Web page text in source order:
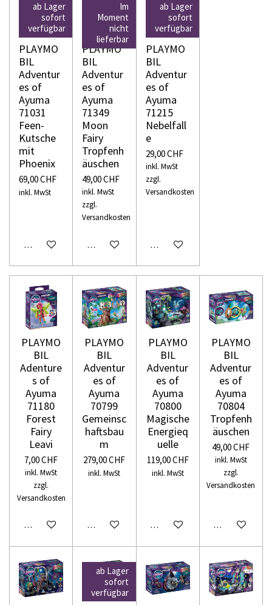
ab Lager
sofort
verfügbar
PLAYMO
BIL
Adventur
es of
Ayuma
71031
Feen-
Kutsche
mit
Phoenix
69,00 CHF
inkl. MwSt
In den Warenkorb
Im
Moment
nicht
lieferbar
PLAYMO
BIL
Adventur
es of
Ayuma
71349
Moon
Fairy
Tropfenh
äuschen
49,00 CHF
inkl. MwSt
zzgl.
Versandkosten
In den Warenkorb
ab Lager
sofort
verfügbar
PLAYMO
BIL
Adventur
es of
Ayuma
71215
Nebelfall
e
29,00 CHF
inkl. MwSt
zzgl.
Versandkosten
In den Warenkorb
PLAYMO
BIL
Adenture
s of
Ayuma
71180
Forest
Fairy
Leavi
7,00 CHF
inkl. MwSt
zzgl.
Versandkosten
In den Warenkorb
PLAYMO
BIL
Adventur
es of
Ayuma
70799
Gemeinsc
haftsbau
m
279,00 CHF
inkl. MwSt
In den Warenkorb
PLAYMO
BIL
Adventur
es of
Ayuma
70800
Magische
Energieq
uelle
119,00 CHF
inkl. MwSt
In den Warenkorb
PLAYMO
BIL
Adventur
es of
Ayuma
70804
Tropfenh
äuschen
49,00 CHF
inkl. MwSt
zzgl.
Versandkosten
In den
ab Lager
sofort
verfügbar